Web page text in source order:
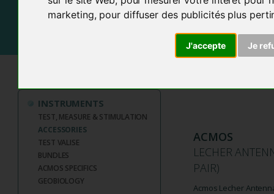
marketing, pour diffuser des publicités plus
J'accepte Je
INSTRUMENTS
TEST, MEASURE & STIMULATION
ACCESSORIES
TEST VALISE
BUNDLES
ACMOS SPECIFICS
GEOBIOLOGY
ACMOS
LECHER
PAIR)
Acmos Lecher